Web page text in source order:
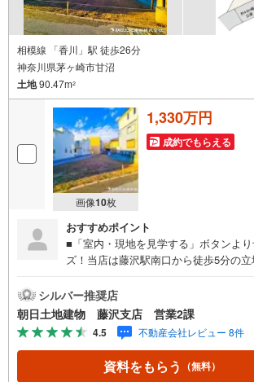
相模線 「香川」駅 徒歩26分
神奈川県茅ヶ崎市甘沼
土地90.47m2
画像10枚
1,330万円
成約でもらえる
おすすめポイント
■「室内・現地を見学する」ボタンよ
ズ！当店は藤沢駅南口から徒歩5分の
ナーなど、お子様にも退屈せずにお過
レワークで作業効率のUP化オウチ時間
ためにONとOFFを切り替えて、家族と
マイホームを！■ 住宅ローンのご相談
びはフィーリングも大切です。現地の
てみましょう。営業スタッフまでお問
シルバー推奨店
朝日土地建物 藤沢支店 営業2課
4.5 不動産会社レビュー 8件
資料をもらう （無料）